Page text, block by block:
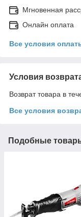
Мгновенная
Онлайн оплата
Все условия
Условия
Возврат товара в
Все условия
Подобные